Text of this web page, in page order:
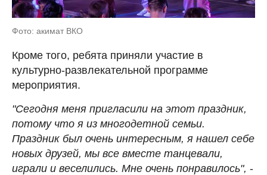
Фото: акимат ВКО
Кроме того, ребята приняли участие в
культурно-развлекательной программе
мероприятия.
"Сегодня меня пригласили на этот праздник,
потому что я из многодетной семьи.
Праздник был очень интересным, я нашел себе
новых друзей, мы все вместе танцевали,
играли и веселились. Мне очень понравилось", -